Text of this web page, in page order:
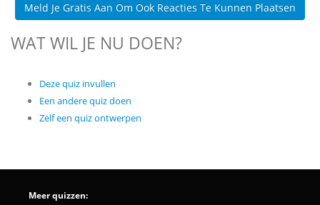
Meld Je Gratis Aan Om Ook Reacties Te Kunnen Plaatsen
WAT WIL JE NU DOEN?
Deze quiz invullen
Een andere quiz doen
Zelf een quiz ontwerpen
Meer quizzen: